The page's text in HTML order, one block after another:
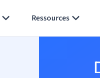
Ressources